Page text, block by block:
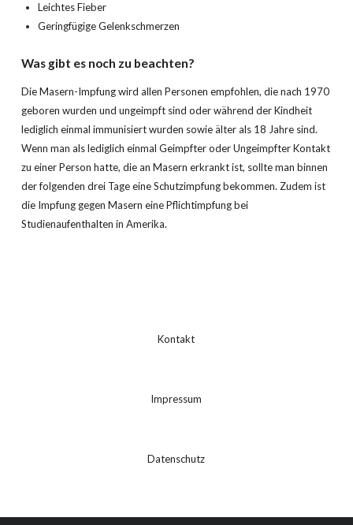
Leichtes Fieber
Geringfügige Gelenkschmerzen
Was gibt es noch zu beachten?
Die Masern-Impfung wird allen Personen empfohlen, die nach 1970
geboren wurden und ungeimpft sind oder während der Kindheit
lediglich einmal immunisiert wurden sowie älter als 18 Jahre sind.
Wenn man als lediglich einmal Geimpfter oder Ungeimpfter Kontakt
zu einer Person hatte, die an Masern erkrankt ist, sollte man binnen
der folgenden drei Tage eine Schutzimpfung bekommen. Zudem ist
die Impfung gegen Masern eine Pflichtimpfung bei
Studienaufenthalten in Amerika.
Kontakt
Impressum
Datenschutz